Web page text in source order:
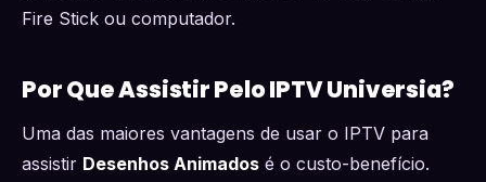
Fire Stick ou computador.
Por Que Assistir Pelo IPTV Universia?
Uma das maiores vantagens de usar o IPTV para
assistir Desenhos Animados é o custo-benefício.